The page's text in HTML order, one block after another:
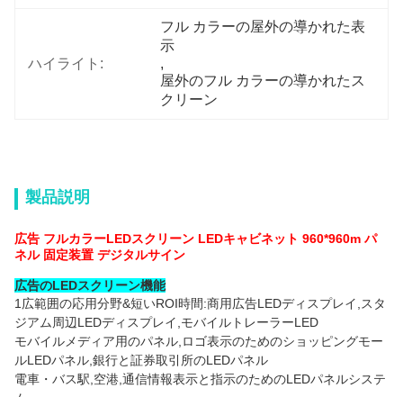
ハイライト:
フル カラーの屋外の導かれた表
示
,
屋外のフル カラーの導かれたス
クリーン
製品説明
広告 フルカラーLEDスクリーン LEDキャビネット 960*960m パ
ネル 固定装置 デジタルサイン
広告のLEDスクリーン機能
1広範囲の応用分野&短いROI時間:商用広告LEDディスプレイ,スタ
ジアム周辺LEDディスプレイ,モバイルトレーラーLED
モバイルメディア用のパネル,ロゴ表示のためのショッピングモー
ルLEDパネル,銀行と証券取引所のLEDパネル
電車・バス駅,空港,通信情報表示と指示のためのLEDパネルシステ